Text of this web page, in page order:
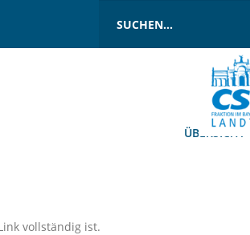
ÜBERSICHT
vollständig ist.